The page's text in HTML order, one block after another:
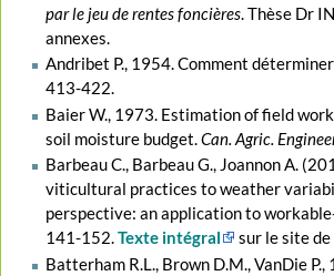
par le jeu de rentes foncières. Thèse Dr
annexes.
Andribet P., 1954. Comment
413-422.
Baier W., 1973. Estimation of field
soil moisture budget.Can. Agric.
Barbeau C., Barbeau G., Joannon A.
viticultural practices to weather
perspective: an application to
141-152.Texte intégral
sur le site
Batterham R.L., Brown D.M., VanDie